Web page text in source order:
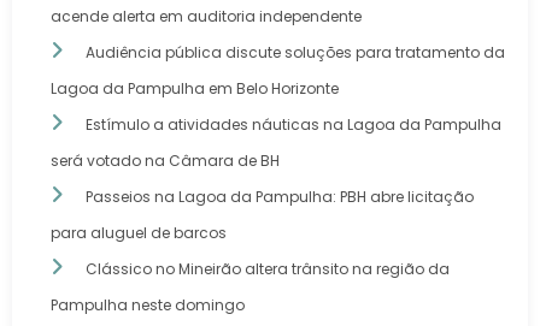
acende alerta em auditoria independente
Audiência pública discute soluções para tratamento da
Lagoa da Pampulha em Belo Horizonte
Estímulo a atividades náuticas na Lagoa da Pampulha
será votado na Câmara de BH
Passeios na Lagoa da Pampulha: PBH abre licitação
para aluguel de barcos
Clássico no Mineirão altera trânsito na região da
Pampulha neste domingo